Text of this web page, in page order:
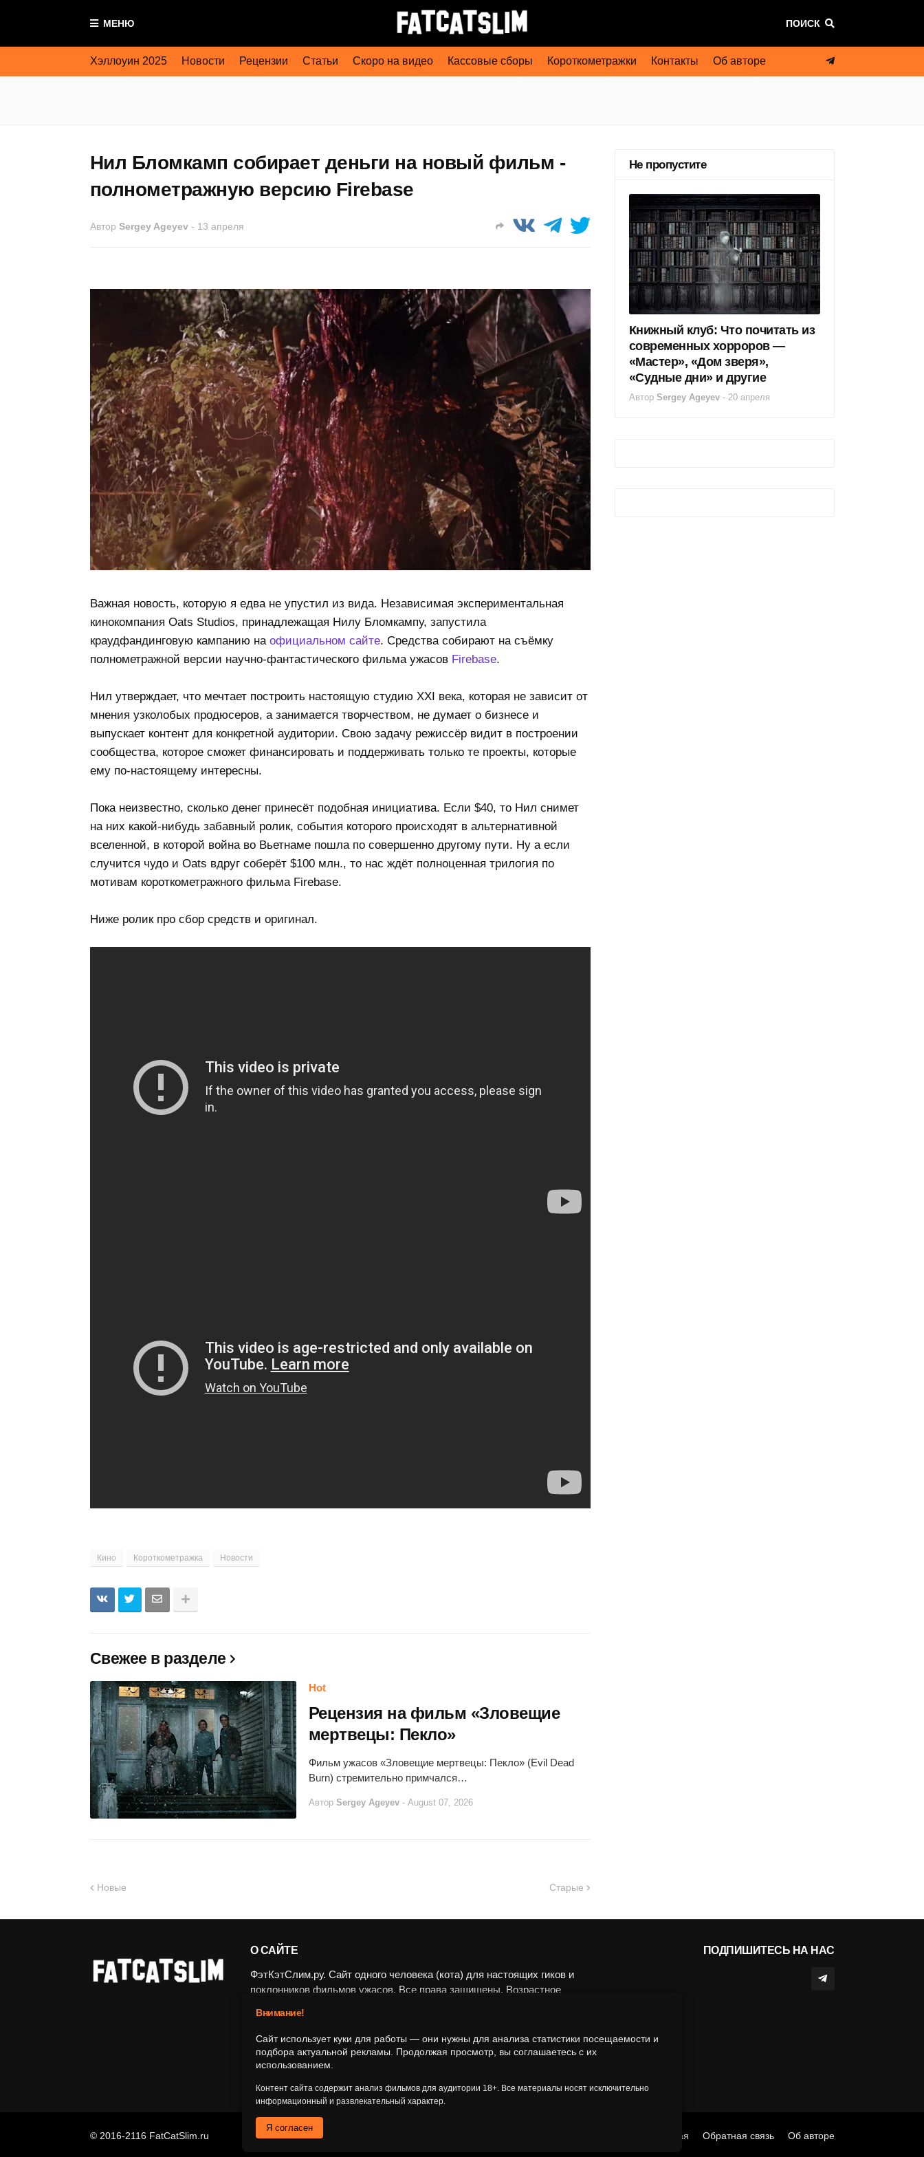
МЕНЮ ПОИСК
Хэллоуин 2025 Новости Рецензии Статьи Скоро на видео Кассовые сборы Короткометражки Контакты Об авторе
Нил Бломкамп собирает деньги на новый фильм -
полнометражную версию Firebase
Автор Sergey Ageyev - 13 апреля
Важная новость, которую я едва не упустил из вида. Независимая экспериментальная
кинокомпания Oats Studios, принадлежащая Нилу Бломкампу, запустила
краудфандинговую кампанию на официальном сайте. Средства собирают на съёмку
полнометражной версии научно-фантастического фильма ужасов Firebase.
Нил утверждает, что мечтает построить настоящую студию XXI века, которая не зависит от
мнения узколобых продюсеров, а занимается творчеством, не думает о бизнесе и
выпускает контент для конкретной аудитории. Свою задачу режиссёр видит в построении
сообщества, которое сможет финансировать и поддерживать только те проекты, которые
ему по-настоящему интересны.
Пока неизвестно, сколько денег принесёт подобная инициатива. Если $40, то Нил снимет
на них какой-нибудь забавный ролик, события которого происходят в альтернативной
вселенной, в которой война во Вьетнаме пошла по совершенно другому пути. Ну а если
случится чудо и Oats вдруг соберёт $100 млн., то нас ждёт полноценная трилогия по
мотивам короткометражного фильма Firebase.
Ниже ролик про сбор средств и оригинал.
Кино Короткометражка Новости
Свежее в разделе
Hot
Рецензия на фильм «Зловещие
мертвецы: Пекло»
Фильм ужасов «Зловещие мертвецы: Пекло» (Evil Dead
Burn) стремительно примчался…
Автор Sergey Ageyev - August 07, 2026
Новые Старые
Не пропустите
Книжный клуб: Что почитать из
современных хорроров —
«Мастер», «Дом зверя»,
«Судные дни» и другие
Автор Sergey Ageyev - 20 апреля
О САЙТЕ
ФэтКэтСлим.ру. Сайт одного человека (кота) для настоящих гиков и
поклонников фильмов ужасов. Все права защищены. Возрастное
Все материалы представлены исключительно в развлекательных
и аналитических целях. Мы не пропагандируем запрещённые
идеологии, а анализируем художественные произведения в рамках
ПОДПИШИТЕСЬ НА НАС
© 2016-2116 FatCatSlim.ru Главная Обратная связь Об авторе
Внимание!
Сайт использует куки для работы — они нужны для анализа статистики посещаемости и
подбора актуальной рекламы. Продолжая просмотр, вы соглашаетесь с их
использованием.
Контент сайта содержит анализ фильмов для аудитории 18+. Все материалы носят исключительно
информационный и развлекательный характер.
Я согласен